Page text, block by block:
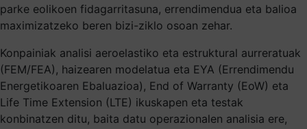
parke eolikoen fidagarritasuna, errendimendua eta balioa
maximizatzeko beren bizi-ziklo osoan zehar.
Konpainiak analisi aeroelastiko eta estruktural aurreratuak
(FEM/FEA), haizearen modelatua eta EYA (Errendimendu
Energetikoaren Ebaluazioa), End of Warranty (EoW) eta
Life Time Extension (LTE) ikuskapen eta testak
konbinatzen ditu, baita datu operazionalen analisia ere,